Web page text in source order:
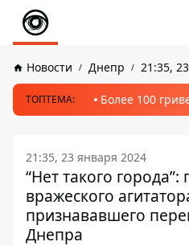
Новости Днепр 21:35,
ТОПТЕМА: Более 100
21:35, 23 января 2024
“Нет такого
вражеского
признававшего
Днепра